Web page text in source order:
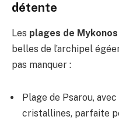
détente
Les plages de Mykonos
belles de l’archipel
pas manquer :
Plage de Psarou,
cristallines, parfaite